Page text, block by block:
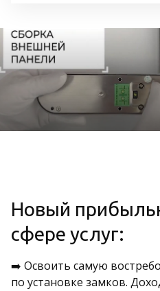
Новый
сфере услуг:
➡️ Освоить самую
по установке замков.